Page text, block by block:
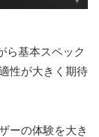
ら基本スペック
性が大きく期待
ーの体験を大き